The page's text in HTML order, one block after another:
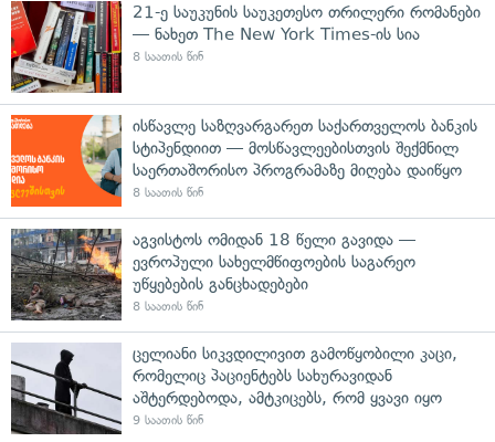
21-ე საუკუნის საუკეთესო თრილერი რომანები
— ნახეთ The New York Times-ის სია
8 საათის წინ
ისწავლე საზღვარგარეთ საქართველოს ბანკის
სტიპენდიით — მოსწავლეებისთვის შექმნილ
საერთაშორისო პროგრამაზე მიღება დაიწყო
8 საათის წინ
აგვისტოს ომიდან 18 წელი გავიდა —
ევროპული სახელმწიფოების საგარეო
უწყებების განცხადებები
8 საათის წინ
ცელიანი სიკვდილივით გამოწყობილი კაცი,
რომელიც პაციენტებს სახურავიდან
აშტერდებოდა, ამტკიცებს, რომ ყვავი იყო
9 საათის წინ